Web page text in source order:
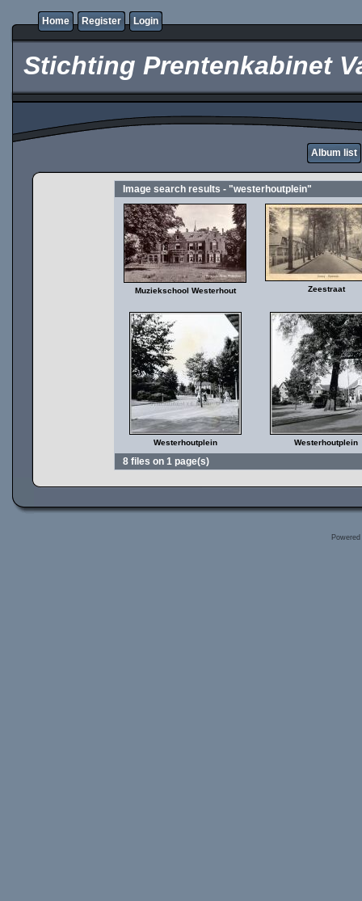
Home Register Login
Stichting Prentenkabinet
Album list
Image search results - "westerhoutplein"
Muziekschool Westerhout Zeestraat
Westerhoutplein Westerhoutplein
8 files on 1 page(s)